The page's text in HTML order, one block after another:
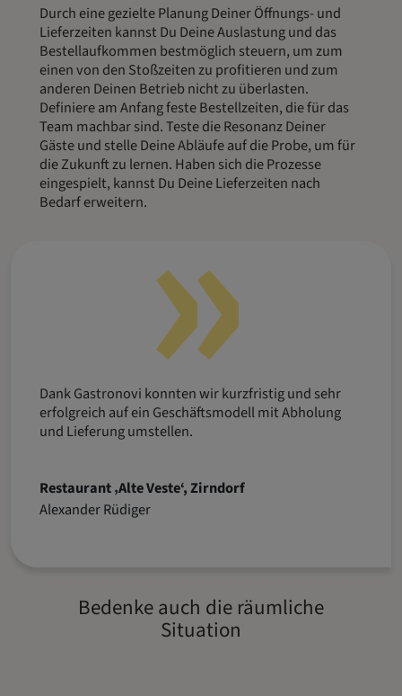
Durch eine gezielte Planung Deiner Öffnungs- und
Lieferzeiten kannst Du Deine Auslastung und das
Bestellaufkommen bestmöglich steuern, um zum
einen von den Stoßzeiten zu profitieren und zum
anderen Deinen Betrieb nicht zu überlasten.
Definiere am Anfang feste Bestellzeiten, die für das
Team machbar sind. Teste die Resonanz Deiner
Gäste und stelle Deine Abläufe auf die Probe, um für
die Zukunft zu lernen. Haben sich die Prozesse
eingespielt, kannst Du Deine Lieferzeiten nach
Bedarf erweitern.
Dank Gastronovi konnten wir kurzfristig und sehr
erfolgreich auf ein Geschäftsmodell mit Abholung
und Lieferung umstellen.
Restaurant ‚Alte Veste‘, Zirndorf
Alexander Rüdiger
Bedenke auch die räumliche
Situation